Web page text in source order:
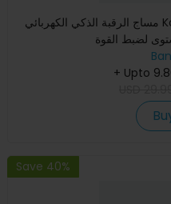
مساج الرقبة الذكي الكهربائي Konka H66 Neck Massager مع 6
+ Upto
Save 40%